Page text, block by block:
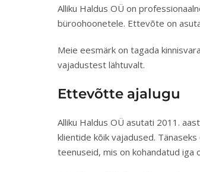
Alliku Haldus OÜ on
büroohoonetele. Ettevõte on
Meie eesmärk on tagada
vajadustest lähtuvalt.
Ettevõtte ajalugu
Alliku Haldus OÜ asutati 2011.
klientide kõik vajadused.
teenuseid, mis on kohandatud iga